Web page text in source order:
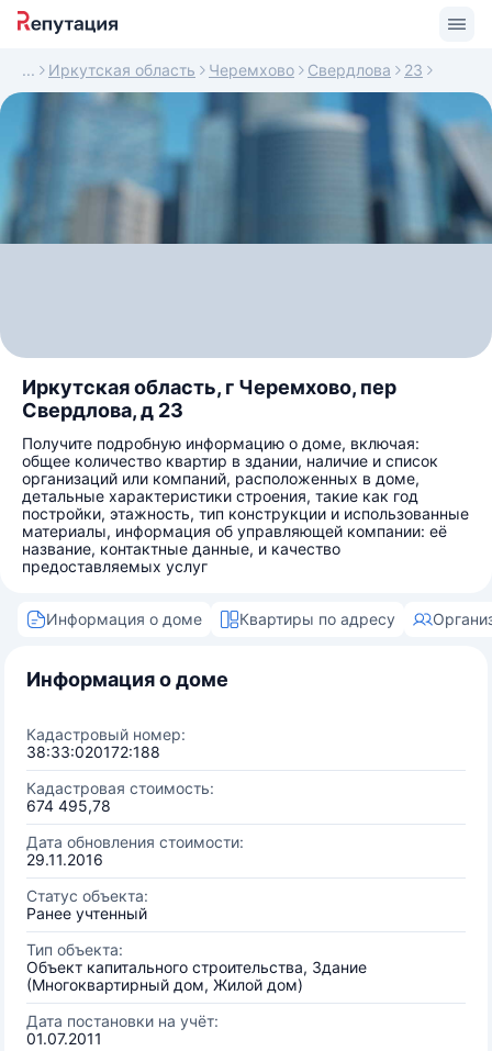
Иркутская область Черемхово Свердлова 23
Иркутская область, г Черемхово, пер
Свердлова, д 23
Получите подробную информацию о доме, включая:
общее количество квартир в здании, наличие и список
организаций или компаний, расположенных в доме,
детальные характеристики строения, такие как год
постройки, этажность, тип конструкции и использованные
материалы, информация об управляющей компании: её
название, контактные данные, и качество
предоставляемых услуг
Информация о доме Квартиры по адресу
Информация о доме
Кадастровый номер:
38:33:020172:188
Кадастровая стоимость:
674 495,78
Дата обновления стоимости:
29.11.2016
Статус объекта:
Ранее учтенный
Тип объекта:
Объект капитального строительства, Здание
(Многоквартирный дом, Жилой дом)
Дата постановки на учёт:
01.07.2011